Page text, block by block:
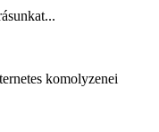
komolyzenei